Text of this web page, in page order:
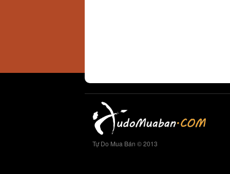
Tự Do Mua Bán © 2013